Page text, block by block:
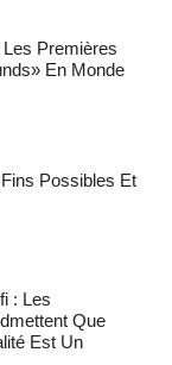
Premières
En Monde
Possibles Et
: Les
Que
Est Un